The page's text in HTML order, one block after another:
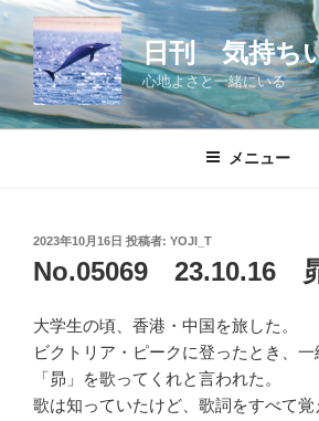
コ
ン
テ
ツ
日刊 気持ち
心地よさと一緒にいる
メニュー
投
稿
日:
2023年10月16日 投稿者: YOJI_T
No.05069 23.10.16
大学生の頃、香港・中国を旅した。
ビクトリア・ピークに登ったとき、
「昴」を歌ってくれと言われた。
歌は知っていたけど、歌詞をすべて覚